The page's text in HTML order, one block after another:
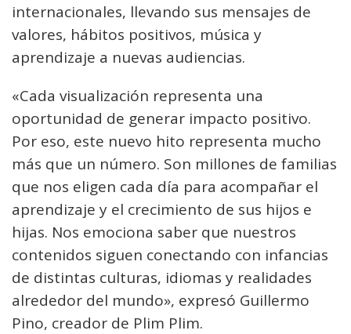
internacionales, llevando sus mensajes de
valores, hábitos positivos, música y
aprendizaje a nuevas audiencias.
«Cada visualización representa una
oportunidad de generar impacto positivo.
Por eso, este nuevo hito representa mucho
más que un número. Son millones de familias
que nos eligen cada día para acompañar el
aprendizaje y el crecimiento de sus hijos e
hijas. Nos emociona saber que nuestros
contenidos siguen conectando con infancias
de distintas culturas, idiomas y realidades
alrededor del mundo», expresó Guillermo
Pino, creador de Plim Plim.